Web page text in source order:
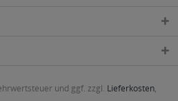
und ggf. zzgl. Lieferkosten,